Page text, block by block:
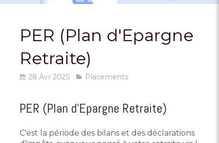
PER (Plan d'Epargne
Retraite)
28 Avr 2025 Placements
PER (Plan d'Epargne Retraite)
C'est la période des bilans et des déclarations